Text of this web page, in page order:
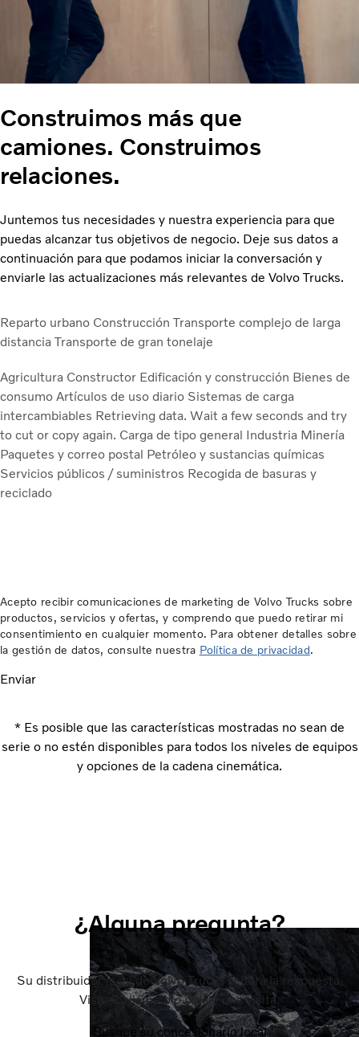
Construimos más que
camiones. Construimos
relaciones.
Juntemos tus necesidades y nuestra experiencia para que
puedas alcanzar tus objetivos de negocio. Deje sus datos a
continuación para que podamos iniciar la conversación y
enviarle las actualizaciones más relevantes de Volvo Trucks.
Reparto urbano Construcción Transporte complejo de larga
distancia Transporte de gran tonelaje
Agricultura Constructor Edificación y construcción Bienes de
consumo Artículos de uso diario Sistemas de carga
intercambiables Retrieving data. Wait a few seconds and try
to cut or copy again. Carga de tipo general Industria Minería
Paquetes y correo postal Petróleo y sustancias químicas
Servicios públicos / suministros Recogida de basuras y
reciclado
Acepto recibir comunicaciones de marketing de Volvo Trucks sobre
productos, servicios y ofertas, y comprendo que puedo retirar mi
consentimiento en cualquier momento. Para obtener detalles sobre
la gestión de datos, consulte nuestra Política de privacidad.
Enviar
* Es posible que las características mostradas no sean de
serie o no estén disponibles para todos los niveles de equipos
y opciones de la cadena cinemática.
¿Alguna pregunta?
Su distribuidor local de Volvo Trucks tendrá la respuesta.
Visítelo, llámelo o pídale una visita.
Busque su concesionario local